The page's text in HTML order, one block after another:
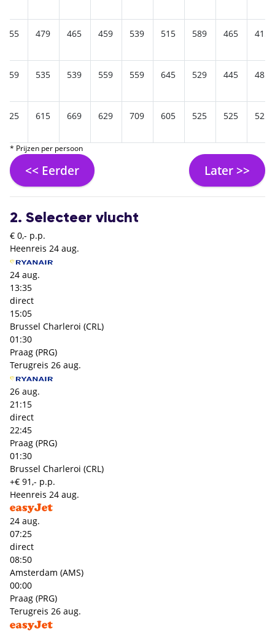
555 479 465 459 539 515 589 465 415
559 535 539 559 559 645 529 445 485
625 615 669 629 709 605 525 525 525
* Prijzen per persoon
<< Eerder Later >>
2. Selecteer vlucht
€ 0,- p.p.
Heenreis 24 aug.
24 aug.
13:35
direct
15:05
Brussel Charleroi (CRL)
01:30
Praag (PRG)
Terugreis 26 aug.
26 aug.
21:15
direct
22:45
Praag (PRG)
01:30
Brussel Charleroi (CRL)
+€ 91,- p.p.
Heenreis 24 aug.
24 aug.
07:25
direct
08:50
Amsterdam (AMS)
00:00
Praag (PRG)
Terugreis 26 aug.